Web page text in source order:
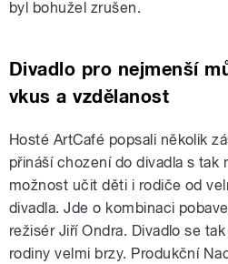
byl bohužel zrušen.
Divadlo pro nejmenší
vkus a vzdělanost
Hosté ArtCafé popsali několik
přináší chození do divadla s tak
možnost učit děti i rodiče od
divadla. Jde o kombinaci
režisér Jiří Ondra. Divadlo se
rodiny velmi brzy. Produkční